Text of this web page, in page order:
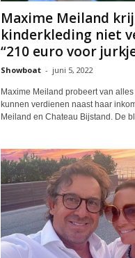
Maxime Meiland
kinderkleding niet
“210 euro voor
Showboat - juni 5, 2022
Maxime Meiland probeert van
kunnen verdienen naast haar
Meiland en Chateau Bijstand. De